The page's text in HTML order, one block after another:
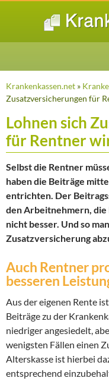
SPRINGEN
Krankenkassen.net »
Zusatzversicherungen für
Lohnen sich
für Rentner
Selbst die Rentner
haben die Beiträge
entrichten. Der
den Arbeitnehmern,
nicht besser. Und so
Zusatzversicherung
Auch Rentner
besseren
Aus der eigenen Rente
Beiträge zu der
niedriger angesiedelt,
wenigsten Fällen einen
Alterskasse ist hierbei
entsprechend